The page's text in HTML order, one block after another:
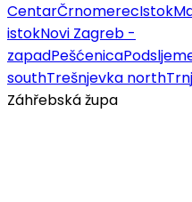
CentarČrnomerecIstok
istokNovi Zagreb -
zapadPešćenica
southTrešnjevka north
Záhřebská župa